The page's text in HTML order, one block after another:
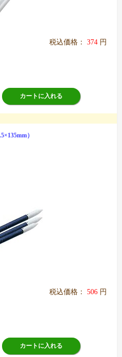
税込価格： 374 円
カートに入れる
）
税込価格： 506 円
カートに入れる